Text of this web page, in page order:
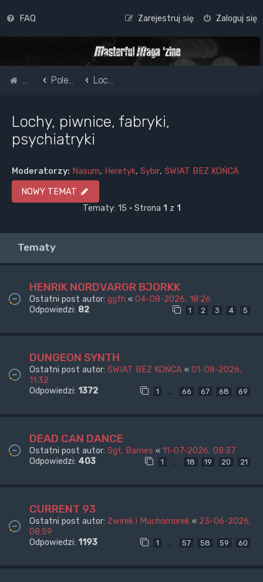
FAQ Zaloguj się
Zarejestruj się
Strona główna
Pole do popisu... Lochy, piwnice, fabryki, psychiatryki
Lochy, piwnice, fabryki,
psychiatryki
Moderatorzy: Nasum, Heretyk, Sybir, ŚWIAT BEZ KOŃCA
NOWY TEMAT
Tematy: 15 • Strona 1 z 1
Tematy
HENRIK NORDVARGR BJORKK
Ostatni post autor: ggfh « 04-08-2026, 18:26
Odpowiedzi: 82 1 2 3 4 5
DUNGEON SYNTH
Ostatni post autor: ŚWIAT BEZ KOŃCA « 01-08-2026,
11:32
Odpowiedzi: 1372 1 … 66 67 68 69
DEAD CAN DANCE
Ostatni post autor: Sgt. Barnes « 11-07-2026, 08:37
Odpowiedzi: 403 1 … 18 19 20 21
CURRENT 93
Ostatni post autor: Żwirek i Muchomorek « 23-06-2026,
08:59
Odpowiedzi: 1193 1 … 57 58 59 60